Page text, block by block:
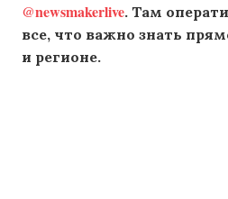
@newsmakerlive. Там
все, что важно знать
и регионе.